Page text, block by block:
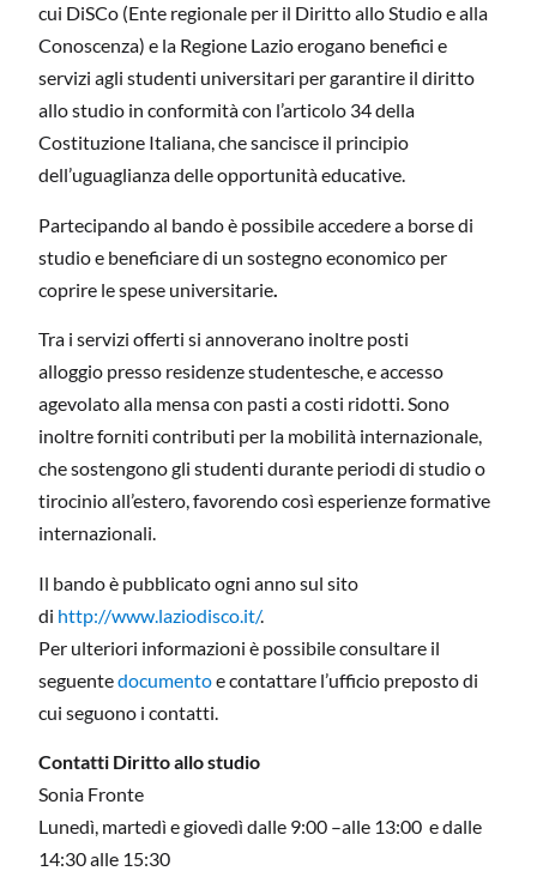
cui DiSCo (Ente regionale per il Diritto allo Studio e alla
Conoscenza) e la Regione Lazio erogano benefici e
servizi agli studenti universitari per garantire il diritto
allo studio in conformità con l’articolo 34 della
Costituzione Italiana, che sancisce il principio
dell’uguaglianza delle opportunità educative.
Partecipando al bando è possibile accedere a borse di
studio e beneficiare di un sostegno economico per
coprire le spese universitarie
Tra i servizi offerti si annoverano inoltre posti
alloggio presso residenze studentesche, e accesso
agevolato alla mensa con pasti a costi ridotti. Sono
inoltre forniti contributi per la mobilità internazionale,
che sostengono gli studenti durante periodi di studio o
tirocinio all’estero, favorendo così esperienze formative
internazionali.
Il bando è pubblicato ogni anno sul sito
di http://www.laziodisco.it/.
Per ulteriori informazioni è possibile consultare il
seguentedocumentoe contattare l’ufficio preposto di
cui seguono i contatti.
Contatti Diritto allo studio
Sonia Fronte
Lunedì, martedì e giovedì dalle 9:00 –alle 13:00 e dalle
14:30 alle 15:30